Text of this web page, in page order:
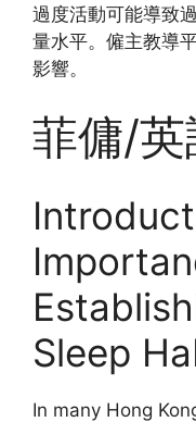
過度活動可能導致
量水平。僱主教導
影響。
菲傭/英
Sleep
In many Hong